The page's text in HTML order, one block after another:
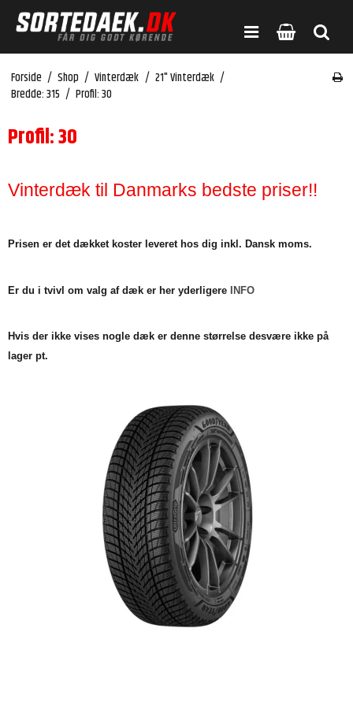
Forside / Shop / Vinterdæk / 21" Vinterdæk /
Bredde: 315 / Profil: 30
Profil: 30
Vinterdæk til Danmarks bedste priser!!
Prisen er det dækket koster leveret hos dig inkl. Dansk moms.
Er du i tvivl om valg af dæk er her yderligere INFO
Hvis der ikke vises nogle dæk er denne størrelse desvære ikke på
lager pt.